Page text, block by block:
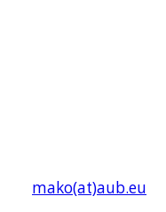
mako(at)aub.eu